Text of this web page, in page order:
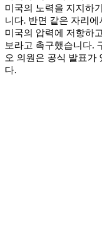
미국의 노력을 지지하
니다. 반면 같은 자리
미국의 압력에 저항하
보라고 촉구했습니다.
오 의원은 공식 발표가
다.